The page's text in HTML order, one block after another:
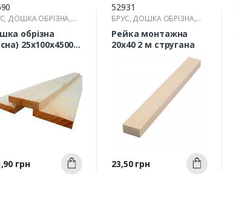
ДОШКА ОБРІЗНА,
обрізна
25х100х4500
Швидкий
перегляд
грн Купити
52931
БРУС, ДОШКА ОБРІЗНА,
РЕЙКА
Рейка монтажна
20х40 2 м стругана
Швидкий
перегляд
Ціна
23,50 грн Купити